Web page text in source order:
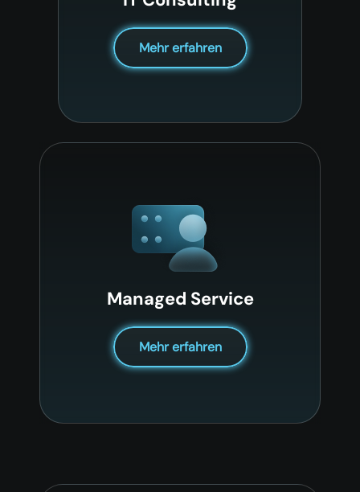
Mehr erfahren
Managed Service
Mehr erfahren